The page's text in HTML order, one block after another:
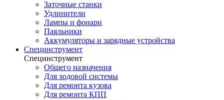
Заточные станки
Удлинители
Лампы и фонари
Паяльники
Аккумуляторы и зарядные устройства
Специнструмент
Специнструмент
Общего назначения
Для ходовой системы
Для ремонта кузова
Для ремонта КПП